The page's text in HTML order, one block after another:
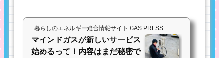
暮らしのエネルギー総合情報サイト GAS PRESS...
マインドガスが新しいサービス
始めるって！内容はまだ秘密で